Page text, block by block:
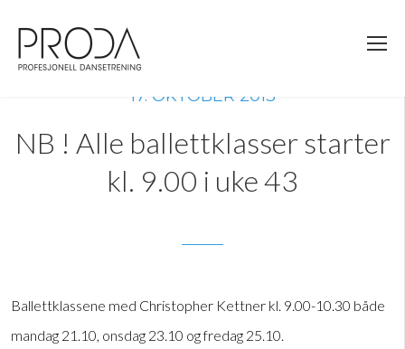
sidens
hovedinnhold
17. OKTOBER 2013
NB ! Alle ballettklasser starter
kl. 9.00 i uke 43
Ballettklassene med Christopher Kettner kl. 9.00-10.30 både
mandag 21.10, onsdag 23.10 og fredag 25.10.